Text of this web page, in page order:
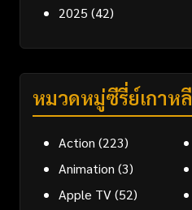
2025 (42)
หมวดหมู่ซีรี่ย์เกาหลี
Action (223)
Animation (3)
Apple TV(52)